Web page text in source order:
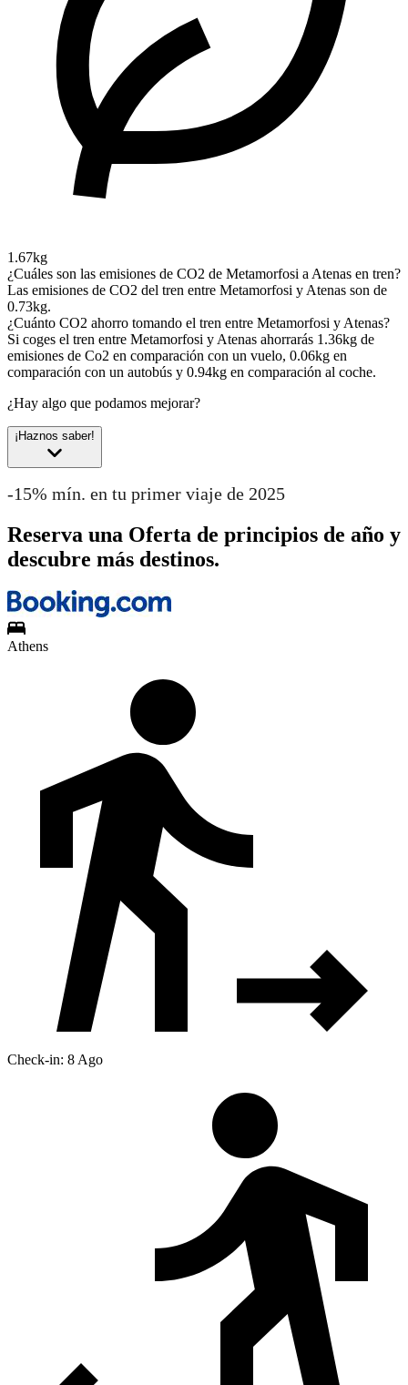
1.67kg
¿Cuáles son las emisiones de CO2 de Metamorfosi a Atenas en tren?
Las emisiones de CO2 del tren entre Metamorfosi y Atenas son de
0.73kg.
¿Cuánto CO2 ahorro tomando el tren entre Metamorfosi y Atenas?
Si coges el tren entre Metamorfosi y Atenas ahorrarás 1.36kg de
emisiones de Co2 en comparación con un vuelo, 0.06kg en
comparación con un autobús y 0.94kg en comparación al coche.
¿Hay algo que podamos mejorar?
¡Haznos saber!
-15% mín. en tu primer viaje de 2025
Reserva una Oferta de principios de año y
descubre más destinos.
Athens
Check-in: 8 Ago